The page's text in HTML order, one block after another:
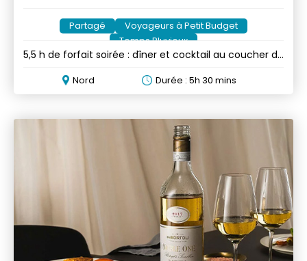
Partagé
Voyageurs à Petit Budget
Temps Pluvieux
5,5 h de forfait soirée : dîner et cocktail au coucher du
Nord Durée : 5h 30 mins